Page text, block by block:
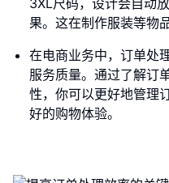
3XL尺码，设计会自动
果。这在制作服装等物
在电商业务中，订单处
服务质量。通过了解订
性，你可以更好地管理
好的购物体验。